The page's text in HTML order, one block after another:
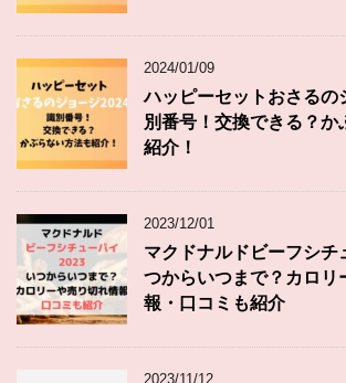
2024/01/09
ハッピーセットおさるの
別番号！交換できる？か
紹介！
2023/12/01
マクドナルドビーフシチ
つからいつまで？カロリ
報・口コミも紹介
2023/11/12